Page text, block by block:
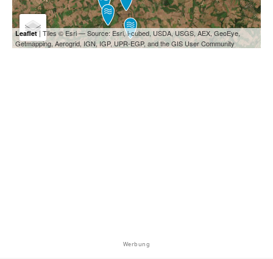
Leaflet| Tiles © Esri — Source: Esri, i-cubed, USDA, USGS, AEX, GeoEye,
Getmapping, Aerogrid, IGN, IGP, UPR-EGP, and the GIS User Community
Werbung